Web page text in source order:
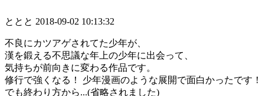
ととと 2018-09-02 10:13:32
不良にカツアゲされてた少年が、
漢を鍛える不思議な年上の少年に出会って、
気持ちが前向きに変わる作品です。
修行で強くなる！ 少年漫画のような展開で面白かったです！
でも終わり方から...(省略されました)